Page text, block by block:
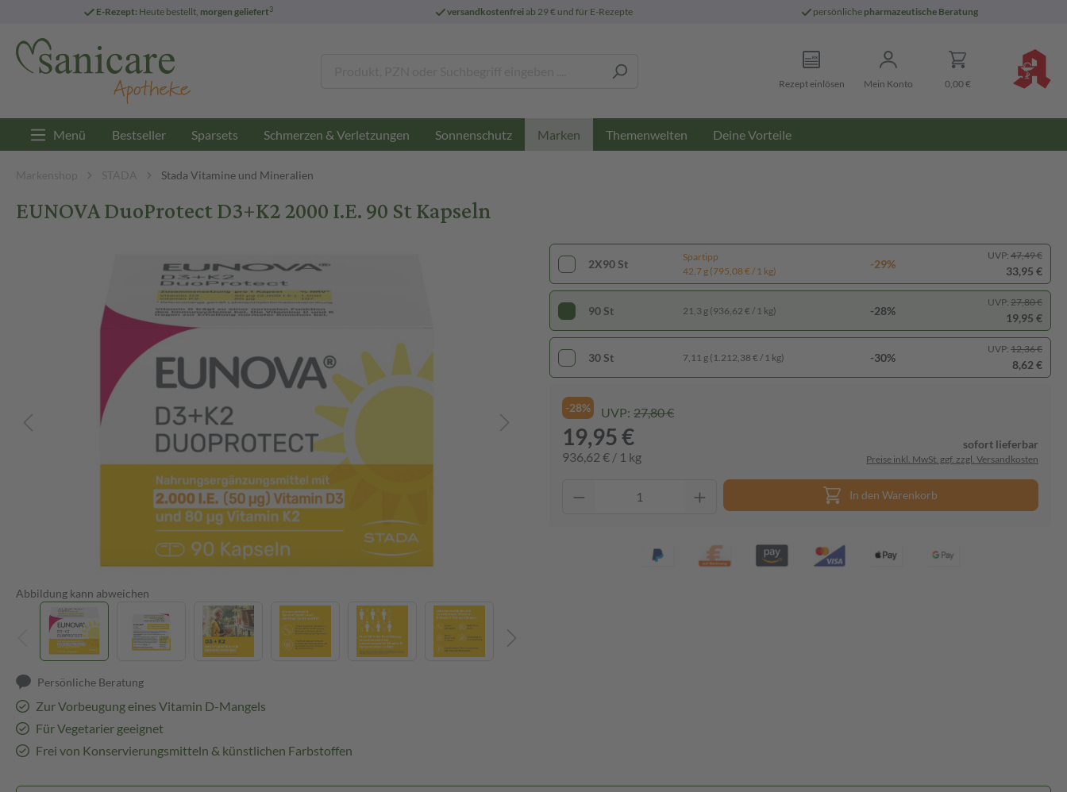
E-Rezept: Heute bestellt, morgen geliefert3 versandkostenfreiab 29 € und für E-Rezepte persönliche pharmazeutische Beratung
Rezept einlösen Mein Konto 0,00 €
Menü Bestseller Sparsets Schmerzen & Verletzungen Sonnenschutz Marken Themenwelten Deine Vorteile
Markenshop STADA Stada Vitamine und Mineralien
EUNOVA DuoProtect D3+K2 2000 I.E. 90 St Kapseln
Abbildung kann abweichen
Persönliche Beratung
Zur Vorbeugung eines Vitamin D-Mangels
Für Vegetarier geeignet
Frei von Konservierungsmitteln & künstlichen Farbstoffen
2X90 St
Spartipp
42,7 g (795,08 € / 1 kg)
-29%
UVP: 47,49 €
33,95 €
90 St 21,3 g (936,62 € / 1 kg) -28%
UVP: 27,80 €
19,95 €
30 St 7,11 g (1.212,38 € / 1 kg) -30%
UVP: 12,36 €
8,62 €
-28% UVP: 27,80 €
19,95 €
936,62 € / 1 kg
sofort lieferbar
Preise inkl. MwSt. ggf. zzgl. Versandkosten
In den Warenkorb